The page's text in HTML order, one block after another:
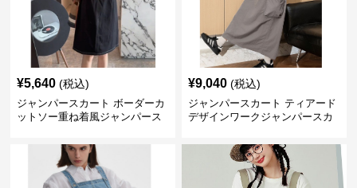
¥5,640 (税込)
ジャンパースカート ボーダーカ
ットソー重ね着風ジャンパース
¥9,040 (税込)
ジャンパースカート ティアード
デザインワークジャンパースカ